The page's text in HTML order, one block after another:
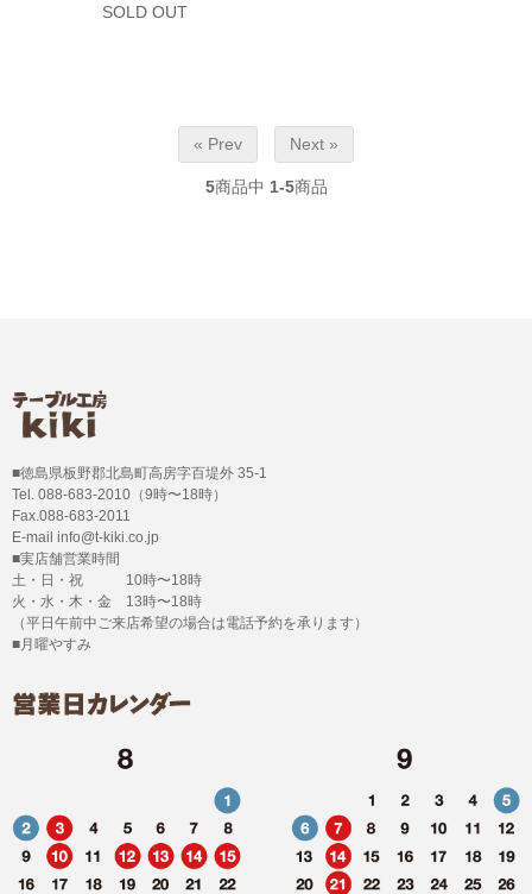
SOLD OUT
« Prev Next »
5商品中 1-5商品
■徳島県板野郡北島町高房字百堤外 35-1
Tel. 088-683-2010（9時〜18時）
Fax.088-683-2011
E-mail info@t-kiki.co.jp
■実店舗営業時間
土・日・祝 10時〜18時
火・水・木・金 13時〜18時
（平日午前中ご来店希望の場合は電話予約を承ります）
■月曜やすみ